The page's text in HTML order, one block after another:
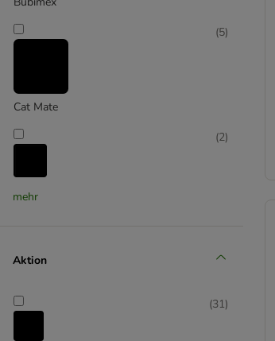
Cat Mate
(5)
Catit
(2)
mehr
Aktion
(31)